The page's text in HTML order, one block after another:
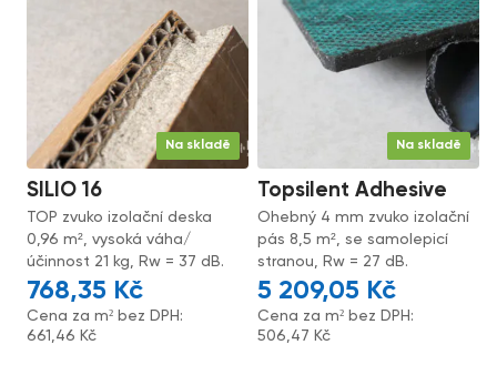
Na skladě
SILIO 16
TOP zvuko izolační deska
0,96 m², vysoká váha/
účinnost 21 kg, Rw = 37 dB.
768,35 Kč
Cena za m² bez DPH:
661,46 Kč
Na skladě
Topsilent Adhesive
Ohebný 4 mm zvuko izolační
pás 8,5 m², se samolepicí
stranou, Rw = 27 dB.
5 209,05 Kč
Cena za m² bez DPH:
506,47 Kč